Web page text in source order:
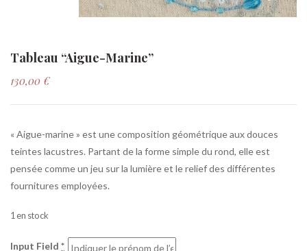
Tableau “Aigue-Marine”
130,00 €
« Aigue-marine » est une composition géométrique aux douces
teintes lacustres. Partant de la forme simple du rond, elle est
pensée comme un jeu sur la lumière et le relief des différentes
fournitures employées.
1 en stock
Input Field *